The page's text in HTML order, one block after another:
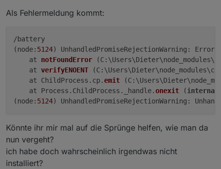
Als Fehlermeldung kommt:
/battery
(node: 5124) UnhandledPromiseRejectionWarning:
    at
notFoundError (
    at
verifyENOENT (
    at ChildProcess.cp.
emit (
    at Process.ChildProcess._handle.
onexit (internal
(node: 5124) UnhandledPromiseRejectionWarning:
Könnte ihr mir mal auf die Sprünge helfen, wie man da
nun vergeht?
ich habe doch wahrscheinlich irgendwas nicht
installiert?